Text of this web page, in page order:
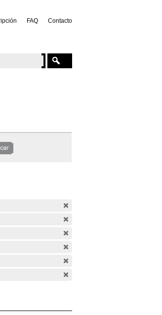
FAQ Contacto